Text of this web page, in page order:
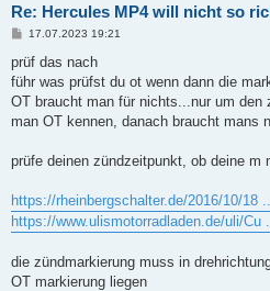
Re: Hercules MP4 will nicht so
B
i
r
a
17.07.2023 19:21
prüf das nach
führ was prüfst du ot wenn dann die
OT braucht man für nichts...nur um den
man OT kennen, danach braucht mans
prüfe deinen zündzeitpunkt, ob deine m
https://rheinbergschalter.de/2016/10/18
https://www.ulismotorradladen.de/uli/Cu
die zündmarkierung muss in
OT markierung liegen